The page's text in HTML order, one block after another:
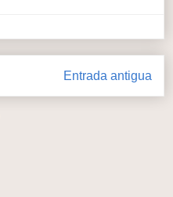
Entrada antigua